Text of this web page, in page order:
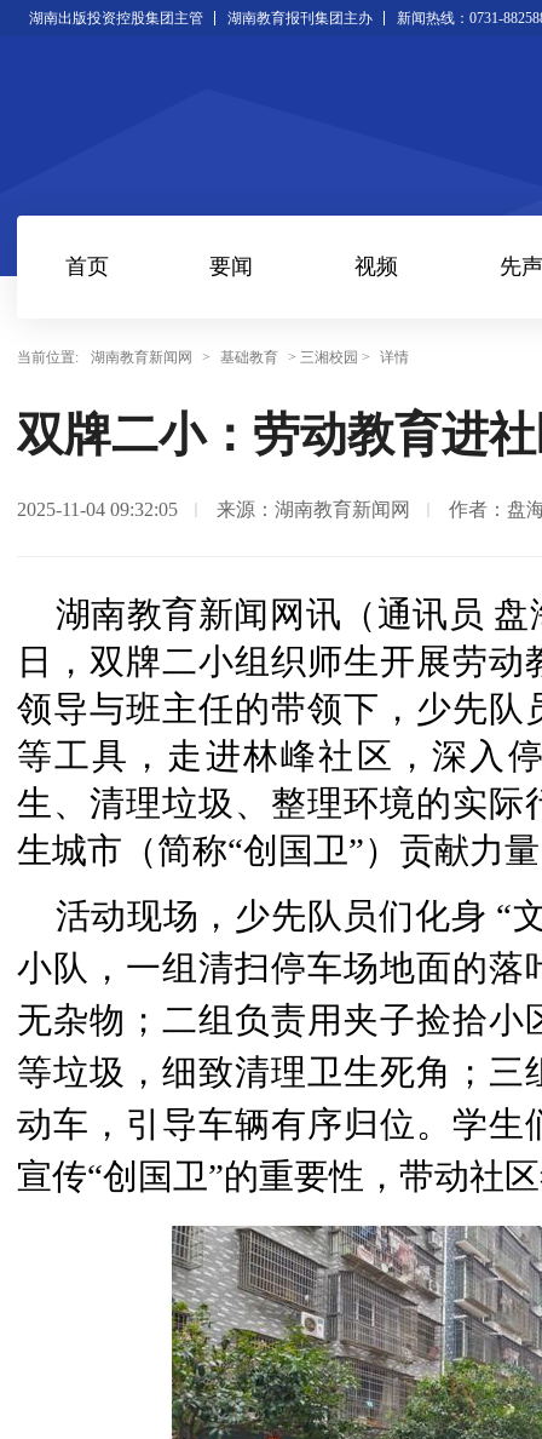
湖南出版投资控股集团主管 湖南教育报刊集团主办 新闻热线：0731-
首页 要闻 视频 先声
当前位置: 湖南教育新闻网 > 基础教育 > 三湘校园 > 详情
双牌二小：劳动教育进
2025-11-04 09:32:05 来源：湖南教育新闻网 作者：盘
湖南教育新闻网讯（通讯员
日，双牌二小组织师生开展劳
领导与班主任的带领下，少先
等工具，走进林峰社区，深入
生、清理垃圾、整理环境的实
生城市（简称“创国卫”）贡献力
活动现场，少先队员们化身 “
小队，一组清扫停车场地面的
无杂物；二组负责用夹子捡拾
等垃圾，细致清理卫生死角；
动车，引导车辆有序归位。学
宣传“创国卫”的重要性，带动社